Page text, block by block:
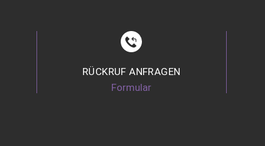
RÜCKRUF ANFRAGEN
Formular